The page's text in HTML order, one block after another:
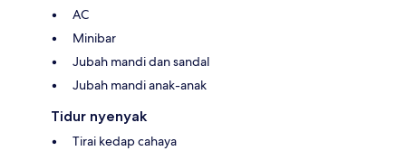
AC
Minibar
Jubah mandi dan sandal
Jubah mandi anak-anak
Tidur nyenyak
Tirai kedap cahaya